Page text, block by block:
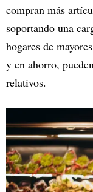
compran más
soportando una
hogares de
y en ahorro,
relativos.